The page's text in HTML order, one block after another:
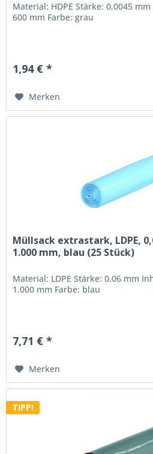
Material: HDPE Stärke: 0,0045
600 mm Farbe: grau
1,94 € *
Merken
Müllsack extrastark, LDPE,
1.000 mm, blau (25 Stück)
Material: LDPE Stärke: 0,06 mm
1.000 mm Farbe: blau
7,71 € *
Merken
TIPP!